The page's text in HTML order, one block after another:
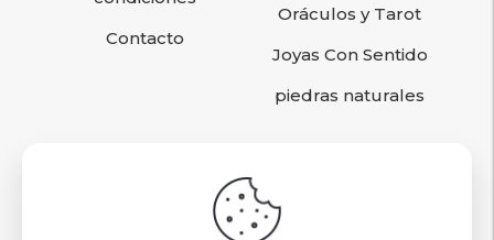
Contacto
Oráculos y Tarot
Joyas Con Sentido
piedras naturales